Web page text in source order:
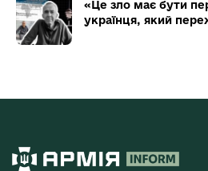
«Це зло має бути
українця, який